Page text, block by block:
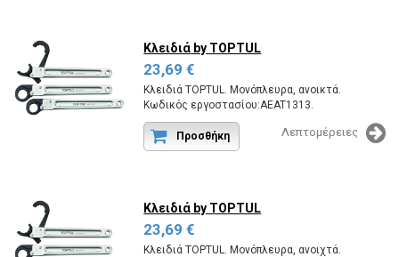
Κλειδιά by TOPTUL
23,69 €
Κλειδιά TOPTUL. Μονόπλευρα, ανοικτά.
Κωδικός εργοστασίου:AEAT1313.
Προσθήκη Λεπτομέρειες
Κλειδιά by TOPTUL
23,69 €
Κλειδιά TOPTUL. Μονόπλευρα, ανοιχτά.